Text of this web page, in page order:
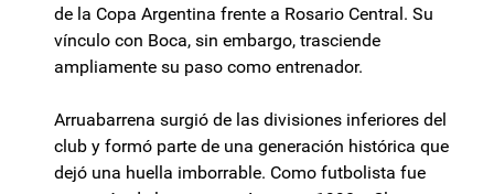
de la Copa Argentina frente a Rosario Central. Su
vínculo con Boca, sin embargo, trasciende
ampliamente su paso como entrenador.
Arruabarrena surgió de las divisiones inferiores del
club y formó parte de una generación histórica que
dejó una huella imborrable. Como futbolista fue